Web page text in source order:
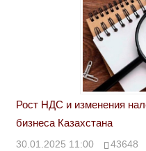
Рост НДС и изменения
бизнеса Казахстана
30.01.2025 11:00 43648